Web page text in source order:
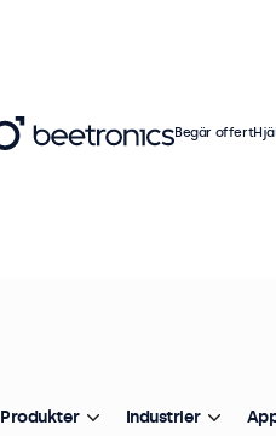
Begär offert
Produkter Industrier